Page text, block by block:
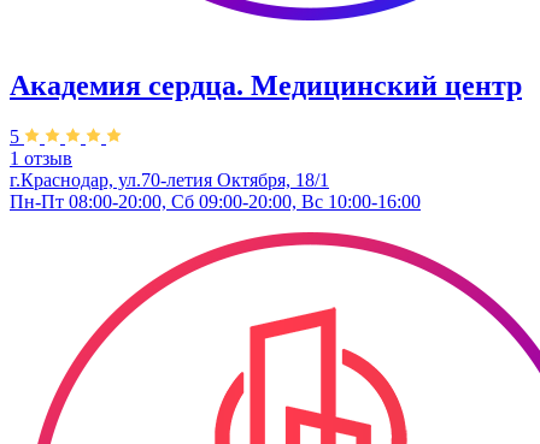
Академия сердца. Медицинский центр
5
1 отзыв
г.Краснодар, ул.70-летия Октября, 18/1
Пн-Пт 08:00-20:00, Сб 09:00-20:00, Вс 10:00-16:00